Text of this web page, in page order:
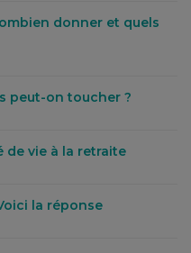
donner et quels
peut-on toucher ?
de vie à la retraite
la réponse